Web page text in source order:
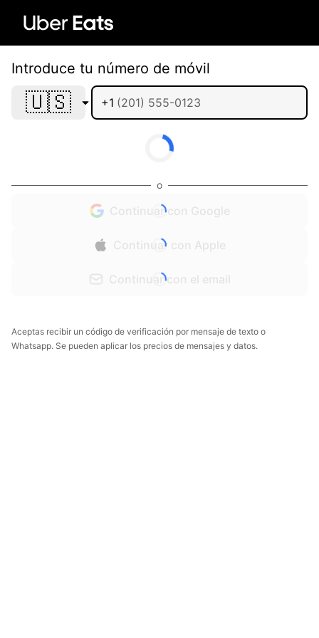
Introduce tu número de móvil
🇺🇸 +1
o
Continuar con Google
Continuar con Apple
Continuar con el email
Aceptas recibir un código de verificación por mensaje de texto o
Whatsapp. Se pueden aplicar los precios de mensajes y datos.